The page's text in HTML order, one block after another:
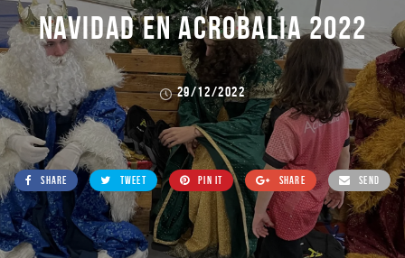
NAVIDAD EN ACROBALIA 2022
29/12/2022
SHARE TWEET PIN IT SHARE SEND